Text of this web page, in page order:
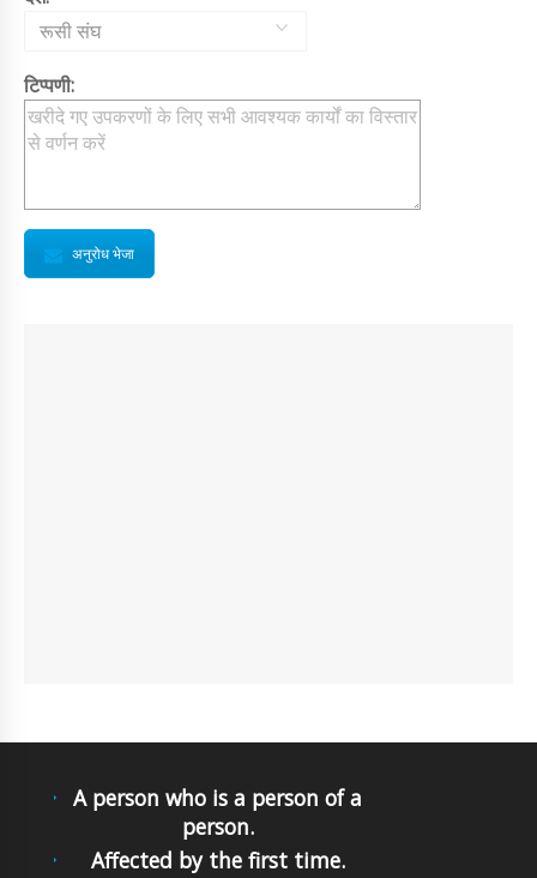
रूसी संघ
टिप्पणी:
अनुरोध भेजा
A person who is a person of a
person.
Affected by the first time.